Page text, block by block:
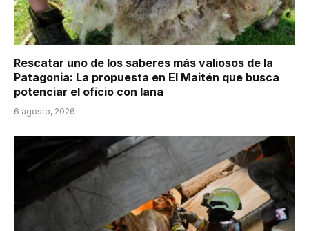
Rescatar uno de los saberes más valiosos de la
Patagonia: La propuesta en El Maitén que busca
potenciar el oficio con lana
6 agosto, 2026